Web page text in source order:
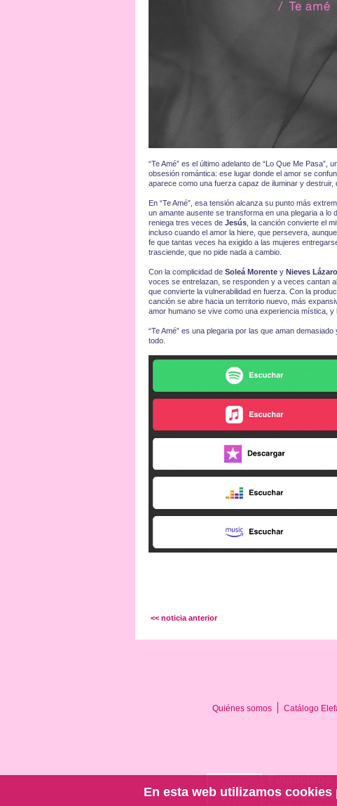
“Te Amé” es el último adelanto de “Lo Que Me Pasa”,
obsesión romántica: ese lugar donde el amor se
aparece como una fuerza capaz de iluminar y
En “Te Amé”, esa tensión alcanza su punto más
un amante ausente se transforma en una plegaria a lo
reniega tres veces de Jesús, la canción convierte el
incluso cuando el amor la hiere, que persevera,
fe que tantas veces ha exigido a las mujeres
trasciende, que no pide nada a cambio.
Con la complicidad de Soleá Morentey Nieves Lázaro
voces se entrelazan, se responden y a veces cantan
que convierte la vulnerabilidad en fuerza. Con la
canción se abre hacia un territorio nuevo, más
amor humano se vive como una experiencia mística, y
“Te Amé” es una plegaria por las que aman
todo.
<< noticia anterior
Quiénes somos Catálogo
En esta web utilizamos